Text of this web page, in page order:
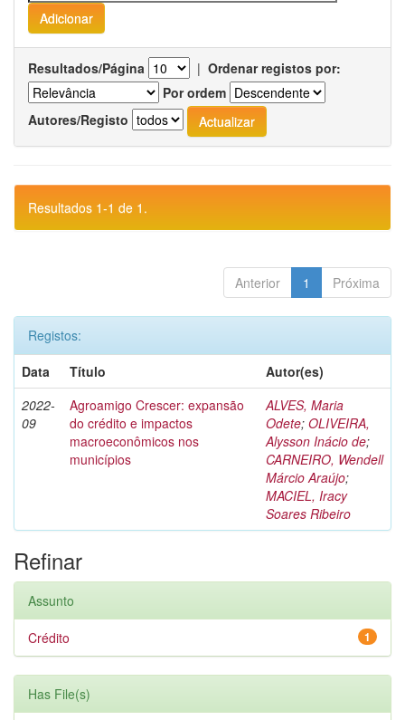
Resultados/Página | Ordenar registos por:
Por ordem
Autores/Registo
Resultados 1-1 de 1.
Anterior 1 Próxima
Registos:
Data
Título
Autor(es)
2022-
09
Agroamigo Crescer: expansão
do crédito e impactos
macroeconômicos nos
municípios
ALVES, Maria
Odete; OLIVEIRA,
Alysson Inácio de;
CARNEIRO, Wendell
Márcio Araújo;
MACIEL, Iracy
Soares Ribeiro
Refinar
Assunto
1
Crédito
Has File(s)